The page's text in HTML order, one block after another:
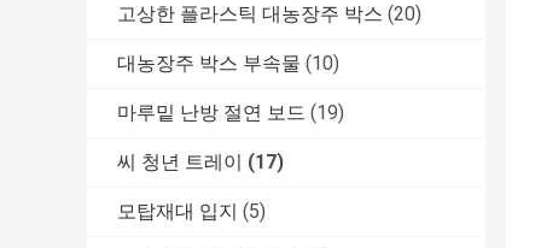
고상한 플라스틱 대농장주 박스 (20)
대농장주 박스 부속물 (10)
마루밑 난방 절연 보드 (19)
씨 청년 트레이 (17)
모탑재대 입지 (5)